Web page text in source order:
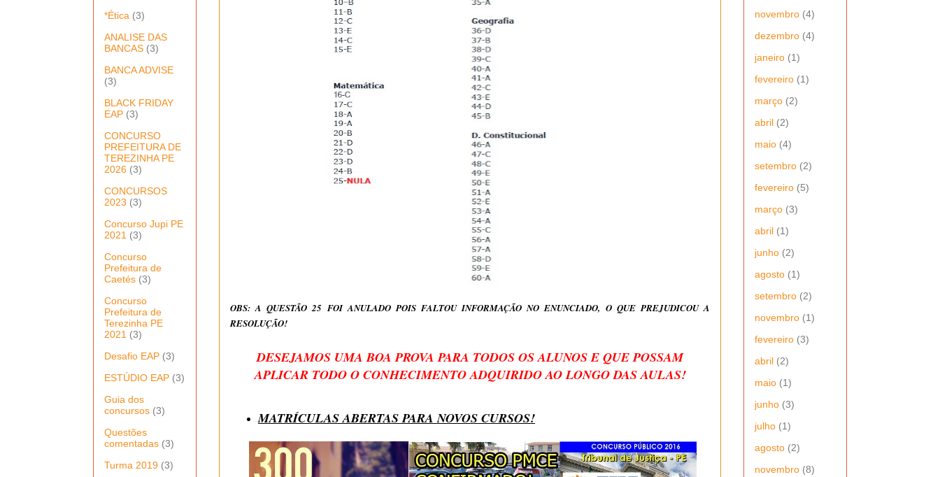
OBS: A QUESTÃO 25 FOI ANULADO POIS FALTOU INFORMAÇÃO NO ENUNCIADO, O QUE PREJUDICOU A
RESOLUÇÃO!
DESEJAMOS UMA BOA PROVA PARA TODOS OS ALUNOS E QUE POSSAM
APLICAR TODO O CONHECIMENTO ADQUIRIDO AO LONGO DAS AULAS!
MATRÍCULAS ABERTAS PARA NOVOS CURSOS!
*Ética (3)
ANALISE DAS
BANCAS (3)
BANCA ADVISE
(3)
BLACK FRIDAY
EAP (3)
CONCURSO
PREFEITURA DE
TEREZINHA PE
2026 (3)
CONCURSOS
2023 (3)
Concurso Jupi PE
2021 (3)
Concurso
Prefeitura de
Caetés (3)
Concurso
Prefeitura de
Terezinha PE
2021 (3)
Desafio EAP (3)
ESTÚDIO EAP (3)
Guia dos
concursos (3)
Questões
comentadas (3)
Turma 2019 (3)
novembro (4)
dezembro (4)
janeiro (1)
fevereiro (1)
março (2)
abril (2)
maio (4)
setembro (2)
fevereiro (5)
março (3)
abril (1)
junho (2)
agosto (1)
setembro (2)
novembro (1)
fevereiro (3)
abril (2)
maio (1)
junho (3)
julho (1)
agosto (2)
novembro (8)